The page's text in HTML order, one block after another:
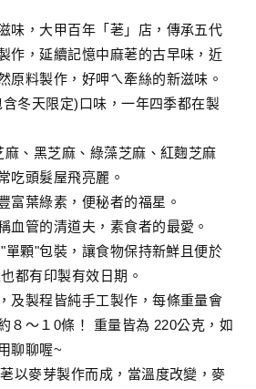
味，大甲百年「荖」店，傳承五代
作，延續記憶中麻荖的古早味，近
原料製作，好呷ㄟ牽絲的新滋味。
冬天限定)口味，一年四季都在製
、黑芝麻、綠藻芝麻、紅麴芝麻
吃頭髮屋飛亮麗。
富葉綠素，便秘者的福星。
管的清道夫，素食者的最愛。
顆"包裝，讓食物保持新鮮且便於
都有印製有效日期。
及製程皆純手工製作，每條重量會
８～１0條！ 重量皆為 220公克，如
聊聊喔~
以麥芽製作而成，當溫度改變，麥